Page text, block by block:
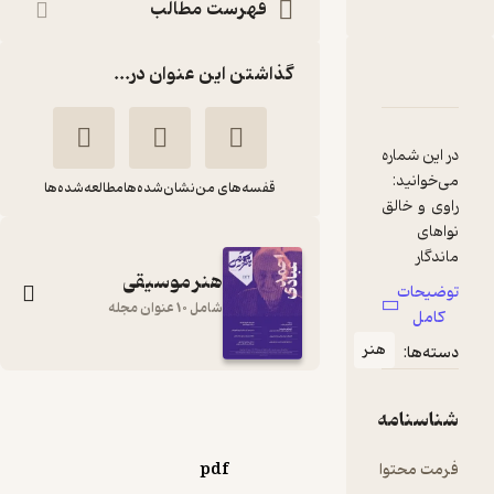
دربارۀ ماهنامه هنر موسیقی شماره 168
نقدها و امتیازها
در این شماره
راوی و خالق
نواهای
ماندگار
تنبور:
مروری بر
هنری و
علی اکبر
ماه نو چون
توضیحات
کامل
دسته‌ها:
هنر
شناسنامه
فرمت محتوا pdf
فهرست مطالب
گذاشتن این عنوان در...
قفسه‌های من نشان‌شده‌هامطالعه‌شده‌ها
هنر موسیقی
شامل 10 عنوان مجله
گروه نویسندگان